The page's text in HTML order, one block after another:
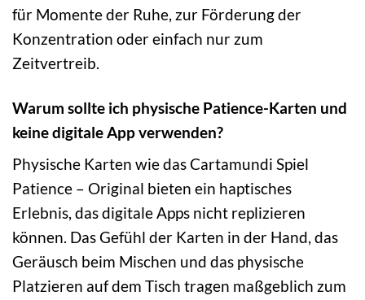
für Momente der Ruhe, zur Förderung der
Konzentration oder einfach nur zum
Zeitvertreib.
Warum sollte ich physische Patience-Karten und
keine digitale App verwenden?
Physische Karten wie das Cartamundi Spiel
Patience – Original bieten ein haptisches
Erlebnis, das digitale Apps nicht replizieren
können. Das Gefühl der Karten in der Hand, das
Geräusch beim Mischen und das physische
Platzieren auf dem Tisch tragen maßgeblich zum